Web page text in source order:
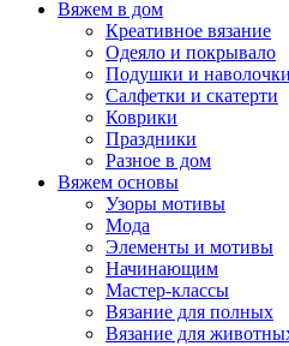
Вяжем в дом
Креативное вязание
Одеяло и покрывало
Подушки и наволочки
Салфетки и скатерти
Коврики
Праздники
Разное в дом
Вяжем основы
Узоры мотивы
Мода
Элементы и мотивы
Начинающим
Мастер-классы
Вязание для полных
Вязание для